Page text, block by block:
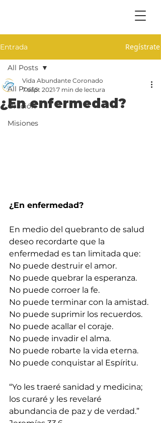
Entrada Regístrate
All Posts
Oración
Misiones
All Posts
¿En enfermedad?
Vida Abundante Coronado
7 sept 2021 7 min de lectura
¿En enfermedad?
En medio del quebranto de salud
deseo recordarte que la
enfermedad es tan limitada que:
No puede destruir el amor.
No puede quebrar la esperanza.
No puede corroer la fe.
No puede terminar con la amistad.
No puede suprimir los recuerdos.
No puede acallar el coraje.
No puede invadir el alma.
No puede robarte la vida eterna.
No puede conquistar al Espíritu.
“Yo les traeré sanidad y medicina;
los curaré y les revelaré
abundancia de paz y de verdad.”